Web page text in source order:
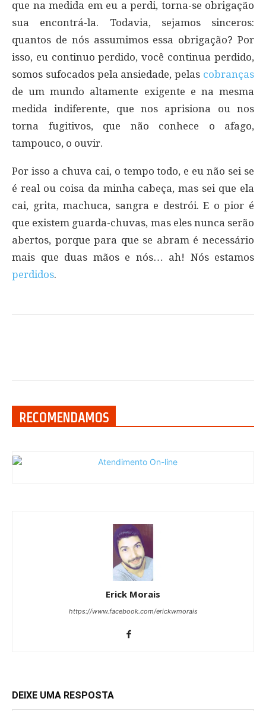
que na medida em eu a perdi, torna-se obrigação
sua encontrá-la. Todavia, sejamos sinceros:
quantos de nós assumimos essa obrigação? Por
isso, eu continuo perdido, você continua perdido,
somos sufocados pela ansiedade, pelas cobranças
de um mundo altamente exigente e na mesma
medida indiferente, que nos aprisiona ou nos
torna fugitivos, que não conhece o afago,
tampouco, o ouvir.
Por isso a chuva cai, o tempo todo, e eu não sei se
é real ou coisa da minha cabeça, mas sei que ela
cai, grita, machuca, sangra e destrói. E o pior é
que existem guarda-chuvas, mas eles nunca serão
abertos, porque para que se abram é necessário
mais que duas mãos e nós… ah! Nós estamos
perdidos.
RECOMENDAMOS
Erick Morais
https://www.facebook.com/erickwmorais
DEIXE UMA RESPOSTA